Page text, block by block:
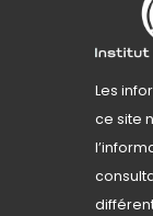
Les
ce site